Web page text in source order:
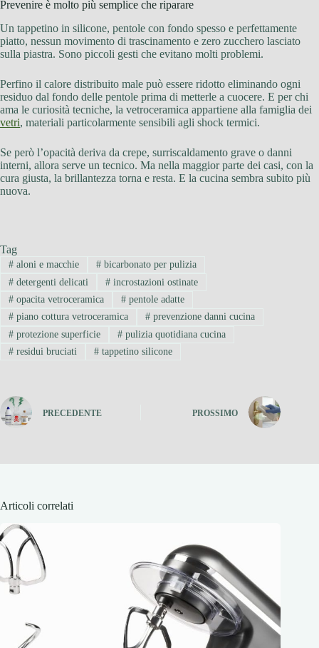
Prevenire è molto più semplice che riparare
Un tappetino in silicone, pentole con fondo spesso e perfettamente
piatto, nessun movimento di trascinamento e zero zucchero lasciato
sulla piastra. Sono piccoli gesti che evitano molti problemi.
Perfino il calore distribuito male può essere ridotto eliminando ogni
residuo dal fondo delle pentole prima di metterle a cuocere. E per chi
ama le curiosità tecniche, la vetroceramica appartiene alla famiglia dei
vetri, materiali particolarmente sensibili agli shock termici.
Se però l’opacità deriva da crepe, surriscaldamento grave o danni
interni, allora serve un tecnico. Ma nella maggior parte dei casi, con la
cura giusta, la brillantezza torna e resta. E la cucina sembra subito più
nuova.
Tag
#aloni e macchie #bicarbonato per pulizia
#detergenti delicati #incrostazioni ostinate
#opacita vetroceramica #pentole adatte
#piano cottura vetroceramica #prevenzione danni cucina
#protezione superficie #pulizia quotidiana cucina
#residui bruciati #tappetino silicone
PRECEDENTE PROSSIMO
Articoli correlati